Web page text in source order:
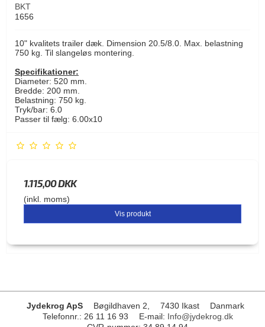
BKT
1656
10" kvalitets trailer dæk. Dimension 20.5/8.0. Max. belastning
750 kg. Til slangeløs montering.
Specifikationer:
Diameter: 520 mm.
Bredde: 200 mm.
Belastning: 750 kg.
Tryk/bar: 6.0
Passer til fælg: 6.00x10
1.115,00 DKK
(inkl. moms)
Vis produkt
Jydekrog ApS Bøgildhaven 2, 7430 Ikast
Danmark
Telefonnr. : 26 11 16 93 E-mail: Info@jydekrog.dk